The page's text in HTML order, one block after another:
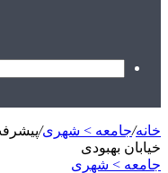
خانه/جامعه > شهری/
خیابان بهبودی
جامعه > شهری